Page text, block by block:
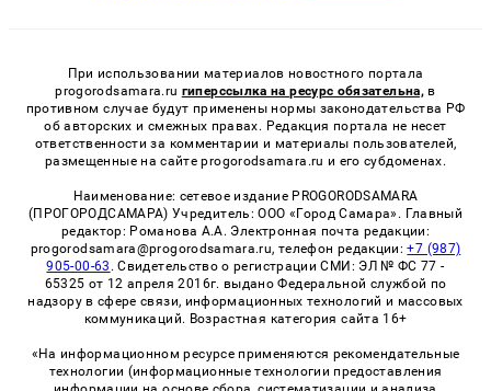
При использовании материалов новостного портала
progorodsamara.ru гиперссылка на ресурс обязательна, в
противном случае будут применены нормы законодательства РФ
об авторских и смежных правах. Редакция портала не несет
ответственности за комментарии и материалы пользователей,
размещенные на сайте progorodsamara.ru и его субдоменах.
Наименование: сетевое издание PROGORODSAMARA
(ПРОГОРОДСАМАРА) Учредитель: ООО «Город Самара». Главный
редактор: Романова А.А. Электронная почта редакции:
progorodsamara@progorodsamara.ru, телефон редакции:+7 (987)
905-00-63 . Свидетельство о регистрации СМИ: ЭЛ № ФС 77 -
65325 от 12 апреля 2016г. выдано Федеральной службой по
надзору в сфере связи, информационных технологий и массовых
коммуникаций. Возрастная категория сайта 16+
«На информационном ресурсе применяются рекомендательные
технологии (информационные технологии предоставления